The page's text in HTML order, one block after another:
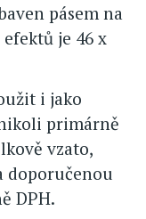
pásem na
je 46 x
i jako
primárně
vzato,
doporučenou
DPH.